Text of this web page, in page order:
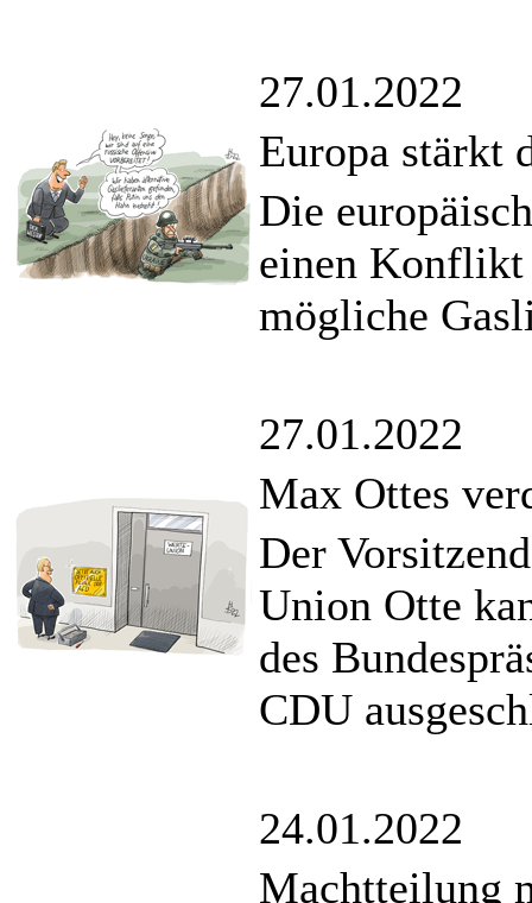
27.01.2022
Europa stärkt
Die
einen Konflikt
mögliche
27.01.2022
Max Ottes
Der
Union Otte
des
CDU
24.01.2022
Machtteilung